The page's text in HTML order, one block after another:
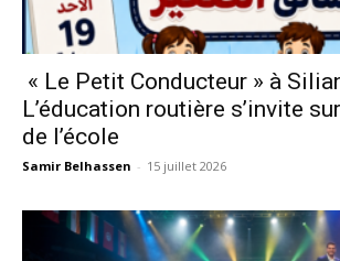
« Le Petit Conducteur » à
L’éducation routière s’invite
de l’école
Samir Belhassen - 15 juillet 2026